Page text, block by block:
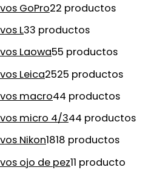
GoPro22 productos
L33 productos
Laowa55 productos
Leica2525 productos
macro44 productos
micro 4/344 productos
Nikon1818 productos
ojo de pez11 producto